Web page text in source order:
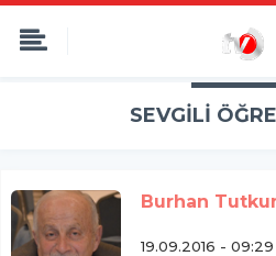
SEVGİLİ
Burhan
19.09.2016 - 09:29